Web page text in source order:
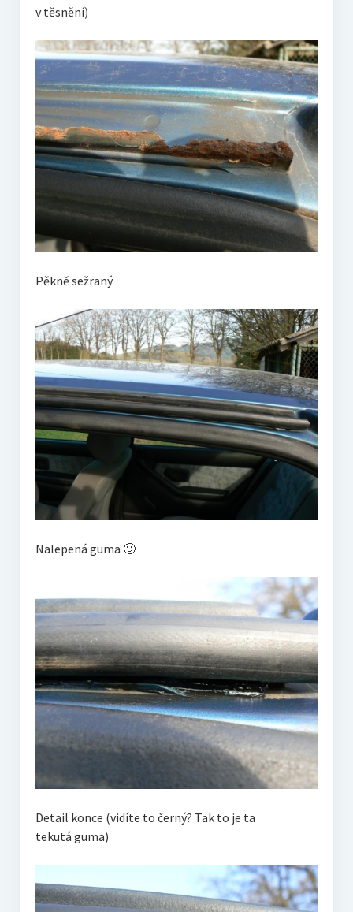
v těsnění)
Pěkně sežraný
Nalepená guma 🙂
Detail konce (vidíte to černý? Tak to je ta
tekutá guma)